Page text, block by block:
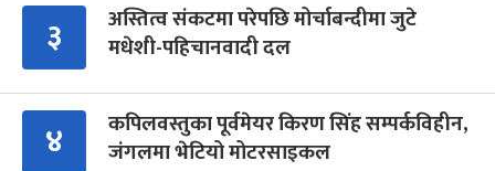
३
अस्तित्व संकटमा परेपछि मोर्चाबन्दीमा जुटे
मधेशी-पहिचानवादी दल
४
कपिलवस्तुका पूर्वमेयर किरण सिंह सम्पर्कविहीन,
जंगलमा भेटियो मोटरसाइकल